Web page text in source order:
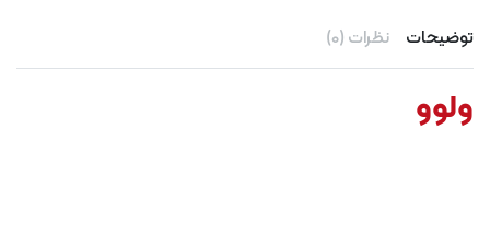
توضیحات نظرات (0)
ولوو